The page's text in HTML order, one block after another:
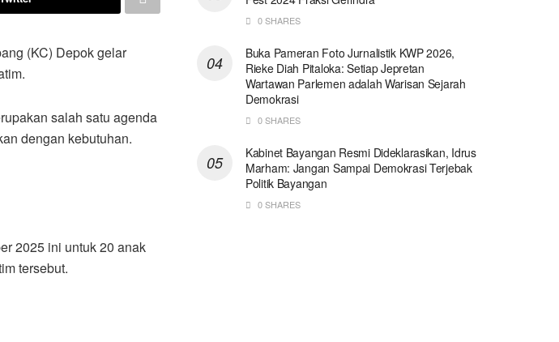
(KC) Depok gelar
salah satu agenda
dengan kebutuhan.
2025 ini untuk 20 anak
tersebut.
0 SHARES
Buka Pameran Foto Jurnalistik KWP 2026,
Rieke Diah Pitaloka: Setiap Jepretan
Wartawan Parlemen adalah Warisan Sejarah
Demokrasi
0 SHARES
Kabinet Bayangan Resmi Dideklarasikan, Idrus
Marham: Jangan Sampai Demokrasi Terjebak
Politik Bayangan
0 SHARES